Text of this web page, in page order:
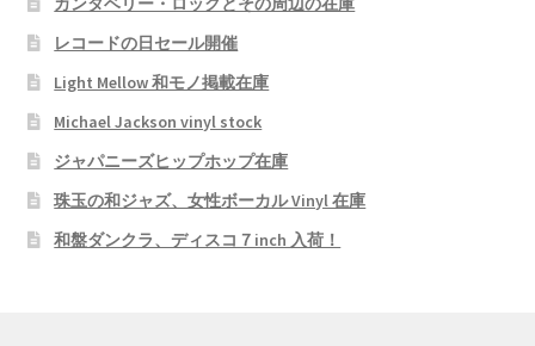
レコードの日セール開催
Light Mellow 和モノ掲載在庫
Michael Jackson vinyl stock
ジャパニーズヒップホップ在庫
珠玉の和ジャズ、女性ボーカル Vinyl 在庫
和盤ダンクラ、ディスコ７inch 入荷！